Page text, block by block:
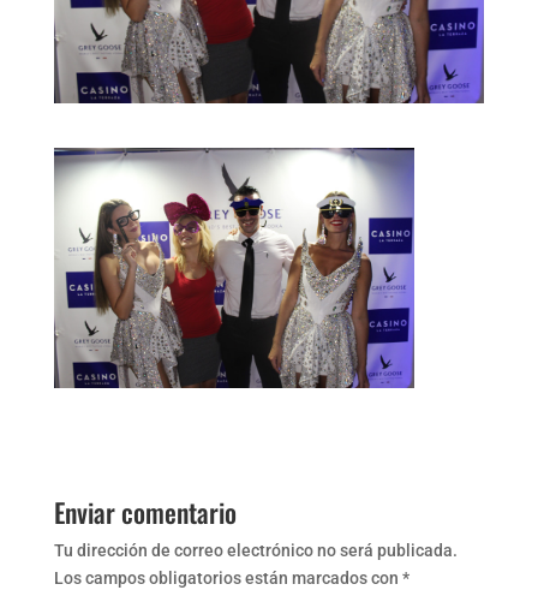
Enviar comentario
Tu dirección de correo electrónico no será publicada.
Los campos obligatorios están marcados con *